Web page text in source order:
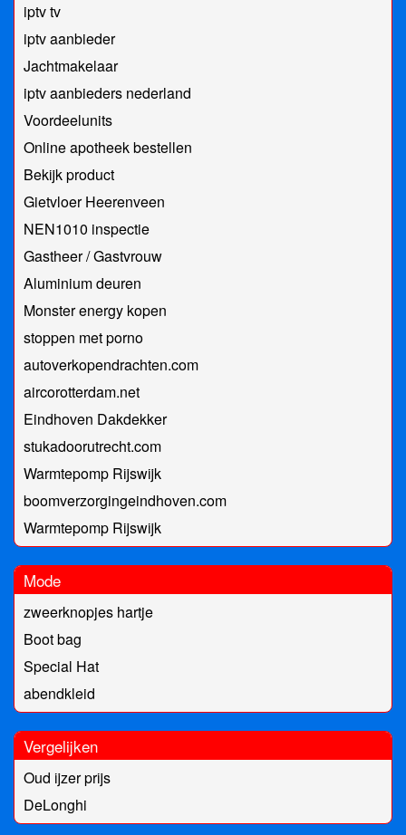
iptv tv
iptv aanbieder
Jachtmakelaar
iptv aanbieders nederland
Voordeelunits
Online apotheek bestellen
Bekijk product
Gietvloer Heerenveen
NEN1010 inspectie
Gastheer / Gastvrouw
Aluminium deuren
Monster energy kopen
stoppen met porno
autoverkopendrachten.com
aircorotterdam.net
Eindhoven Dakdekker
stukadoorutrecht.com
Warmtepomp Rijswijk
boomverzorgingeindhoven.com
Warmtepomp Rijswijk
Mode
zweerknopjes hartje
Boot bag
Special Hat
abendkleid
Vergelijken
Oud ijzer prijs
DeLonghi